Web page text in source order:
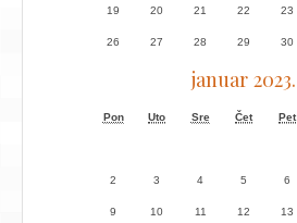
19 20 21 22 23
26 27 28 29 30
januar 2023.
Pon Uto Sre Čet Pet
2 3 4 5 6
9 10 11 12 13